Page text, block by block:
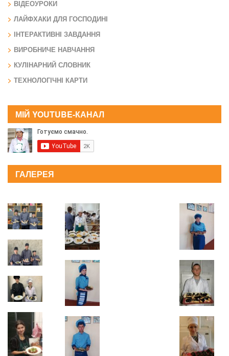
ВІДЕОУРОКИ
ЛАЙФХАКИ ДЛЯ ГОСПОДИНІ
ІНТЕРАКТИВНІ ЗАВДАННЯ
ВИРОБНИЧЕ НАВЧАННЯ
КУЛІНАРНИЙ СЛОВНИК
ТЕХНОЛОГІЧНІ КАРТИ
МІЙ YOUTUBE-КАНАЛ
ГАЛЕРЕЯ